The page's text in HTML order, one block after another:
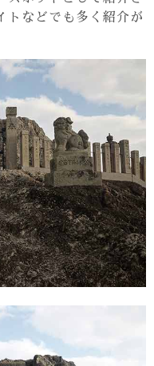
トなどでも多く紹介が